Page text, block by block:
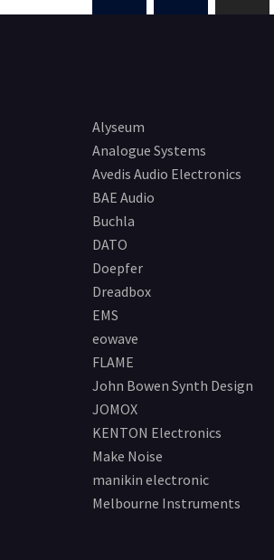
ー
シ
ョ
ン
Alyseum
Analogue Systems
Avedis Audio Electronics
BAE Audio
Buchla
DATO
Doepfer
Dreadbox
EMS
eowave
FLAME
John Bowen Synth Design
JOMOX
KENTON Electronics
Make Noise
manikin electronic
Melbourne Instruments